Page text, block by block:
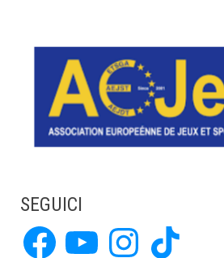
SEGUICI
FacebookYouTube Instagram TikTok